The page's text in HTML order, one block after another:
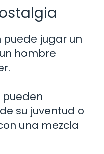
jugar un
hombre
pueden
su juventud o
una mezcla